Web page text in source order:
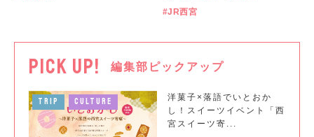
JR西宮
PICK UP! 編集部ピックアップ
TRIP CULTURE
洋菓子×落語でいとおか
し！スイーツイベント「西
宮スイーツ寄...